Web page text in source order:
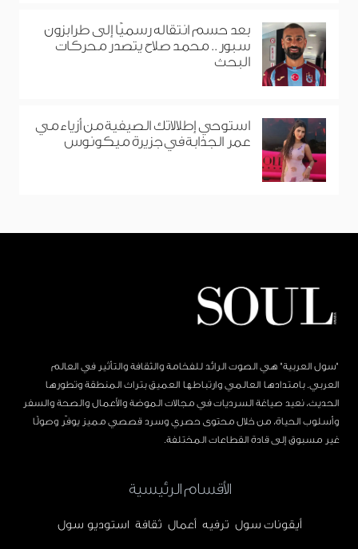
بعد حسم انتقاله رسميًا إلى طرابزون
سبور.. محمد صلاح يتصدر محركات
البحث
استوحي إطلالاتك الصيفية من أزياء مي
عمر الجذابة في جزيرة ميكونوس
"سول العربية" هي الصوت الرائد للفخامة والثقافة والتأثير في العالم
العربي. بامتدادها العالمي وارتباطها العميق بتراث المنطقة وتطورها
الحديث، نعيد صياغة السرديات في مجالات الموضة والأعمال والصحة والسفر
وأسلوب الحياة، من خلال محتوى حصري وسرد قصصي مميز يوفّر وصولًا
غير مسبوق إلى قادة القطاعات المختلفة.
الأقسام الرئيسية
أيقونات سول ترفيه أعمال ثقافة استوديو سول